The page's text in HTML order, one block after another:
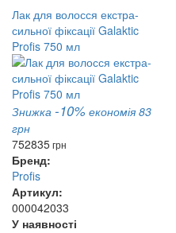
Лак для волосся екстра-
сильної фіксації Galaktic
Profis 750 мл
Знижка -10% економія 83
грн
752835грн
Бренд:
Profis
Артикул:
000042033
У наявності